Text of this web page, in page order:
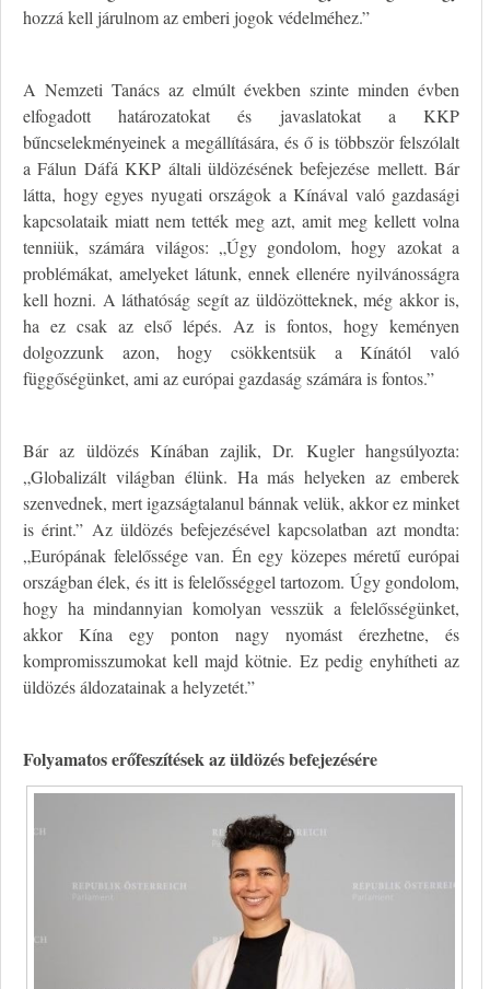
hozzá kell járulnom az emberi jogok védelméhez.”
A Nemzeti Tanács az elmúlt években szinte minden évben
elfogadott határozatokat és javaslatokat a KKP
bűncselekményeinek a megállítására, és ő is többször felszólalt
a Fálun Dáfá KKP általi üldözésének befejezése mellett. Bár
látta, hogy egyes nyugati országok a Kínával való gazdasági
kapcsolataik miatt nem tették meg azt, amit meg kellett volna
tenniük, számára világos: „Úgy gondolom, hogy azokat a
problémákat, amelyeket látunk, ennek ellenére nyilvánosságra
kell hozni. A láthatóság segít az üldözötteknek, még akkor is,
ha ez csak az első lépés. Az is fontos, hogy keményen
dolgozzunk azon, hogy csökkentsük a Kínától való
függőségünket, ami az európai gazdaság számára is fontos.”
Bár az üldözés Kínában zajlik, Dr. Kugler hangsúlyozta:
„Globalizált világban élünk. Ha más helyeken az emberek
szenvednek, mert igazságtalanul bánnak velük, akkor ez minket
is érint.” Az üldözés befejezésével kapcsolatban azt mondta:
„Európának felelőssége van. Én egy közepes méretű európai
országban élek, és itt is felelősséggel tartozom. Úgy gondolom,
hogy ha mindannyian komolyan vesszük a felelősségünket,
akkor Kína egy ponton nagy nyomást érezhetne, és
kompromisszumokat kell majd kötnie. Ez pedig enyhítheti az
üldözés áldozatainak a helyzetét.”
Folyamatos erőfeszítések az üldözés befejezésére